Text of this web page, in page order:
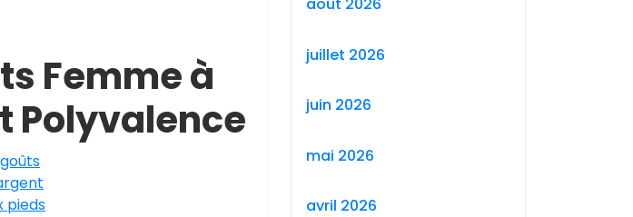
Femme à
Polyvalence
pieds
juillet 2026
juin 2026
mai 2026
avril 2026